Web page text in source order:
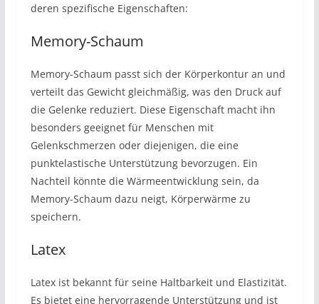
deren spezifische Eigenschaften:
Memory-Schaum
Memory-Schaum passt sich der Körperkontur an und
verteilt das Gewicht gleichmäßig, was den Druck auf
die Gelenke reduziert. Diese Eigenschaft macht ihn
besonders geeignet für Menschen mit
Gelenkschmerzen oder diejenigen, die eine
punktelastische Unterstützung bevorzugen. Ein
Nachteil könnte die Wärmeentwicklung sein, da
Memory-Schaum dazu neigt, Körperwärme zu
speichern.
Latex
Latex ist bekannt für seine Haltbarkeit und Elastizität.
Es bietet eine hervorragende Unterstützung und ist